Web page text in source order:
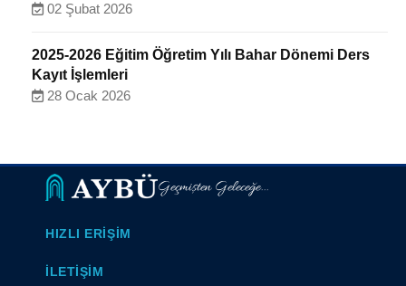
02 Şubat 2026
2025-2026 Eğitim Öğretim Yılı Bahar Dönemi Ders
Kayıt İşlemleri
28 Ocak 2026
Geçmişten Geleceğe...
HIZLI ERIŞIM
İLETIŞIM